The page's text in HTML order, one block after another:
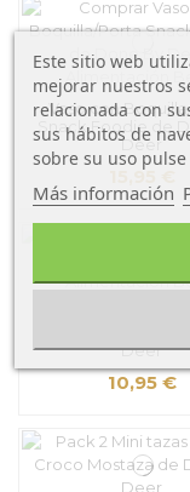
Vaso con
Snack Foodie de
Deer
15,95 €
Vaso con Boquilla
Happy Dots -
Deer
10,95 €
Este sitio web
mejorar nuestros
relacionada con
sus hábitos de
sobre su uso
Más información